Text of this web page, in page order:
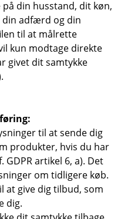
din husstand, dit køn,
din adfærd og din
til at målrette
kun modtage direkte
givet dit samtykke
til at sende dig
produkter, hvis du har
artikel 6, a). Det
om tidligere køb.
at give dig tilbud, som
dig.